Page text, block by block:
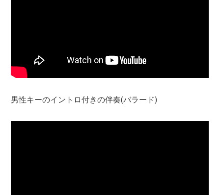
男性キーのイントロ付きの伴奏(バラード)